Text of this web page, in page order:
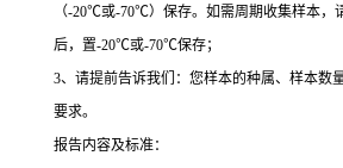
（-20℃或-70℃）保存。如需周期收集样本，
后，置-20℃或-70℃保存；
3、请提前告诉我们：您样本的种属、样本数
要求。
报告内容及标准：